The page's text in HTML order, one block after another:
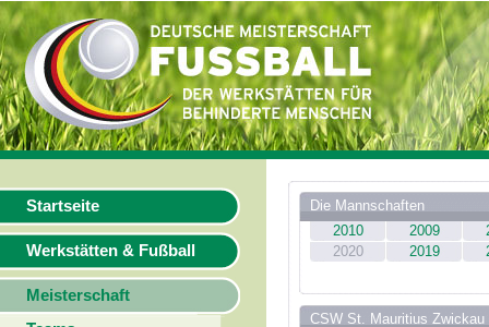
Startseite
Werkstätten & Fußball
Meisterschaft
Die Mannschaften
2010
2009
2020
2019
CSW St. Mauritius Zwickau